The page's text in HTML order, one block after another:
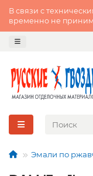
В связи с
временно не
Эмали по